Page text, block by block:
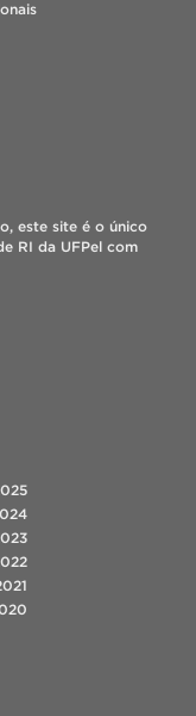
este site é o único
RI da UFPel com